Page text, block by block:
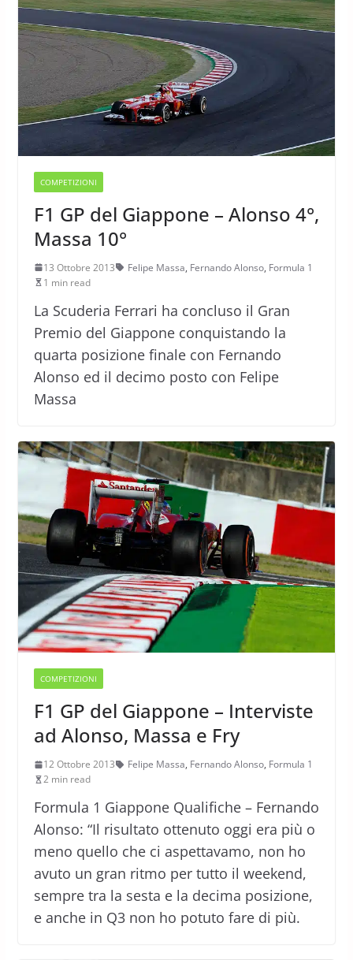
COMPETIZIONI
F1 GP del Giappone – Alonso 4°,
Massa 10°
13 Ottobre 2013 Felipe Massa, Fernando Alonso, Formula 1
1 min read
La Scuderia Ferrari ha concluso il Gran
Premio del Giappone conquistando la
quarta posizione finale con Fernando
Alonso ed il decimo posto con Felipe
Massa
COMPETIZIONI
F1 GP del Giappone – Interviste
ad Alonso, Massa e Fry
12 Ottobre 2013 Felipe Massa, Fernando Alonso, Formula 1
2 min read
Formula 1 Giappone Qualifiche – Fernando
Alonso: “Il risultato ottenuto oggi era più o
meno quello che ci aspettavamo, non ho
avuto un gran ritmo per tutto il weekend,
sempre tra la sesta e la decima posizione,
e anche in Q3 non ho potuto fare di più.